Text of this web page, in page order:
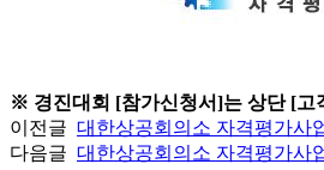
※ 경진대회 [참가신청서]는 상단 [고
이전글 대한상공회의소 자격평가사
다음글 대한상공회의소 자격평가사